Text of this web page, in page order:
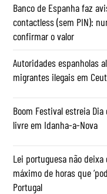
Banco de Espanha faz
contactless (sem PIN):
confirmar o valor
Autoridades espanholas
migrantes ilegais em
Boom Festival estreia
livre em Idanha-a-Nova
Lei portuguesa não
máximo de horas que
Portugal